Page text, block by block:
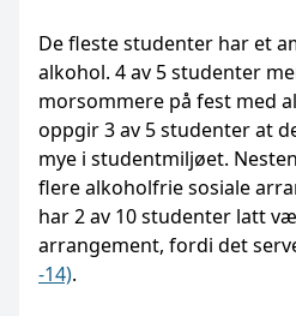
De fleste studenter har et
alkohol. 4 av 5 studenter
morsommere på fest med
oppgir 3 av 5 studenter at
mye i studentmiljøet.
flere alkoholfrie sosiale
har 2 av 10 studenter latt
arrangement, fordi det
-14).